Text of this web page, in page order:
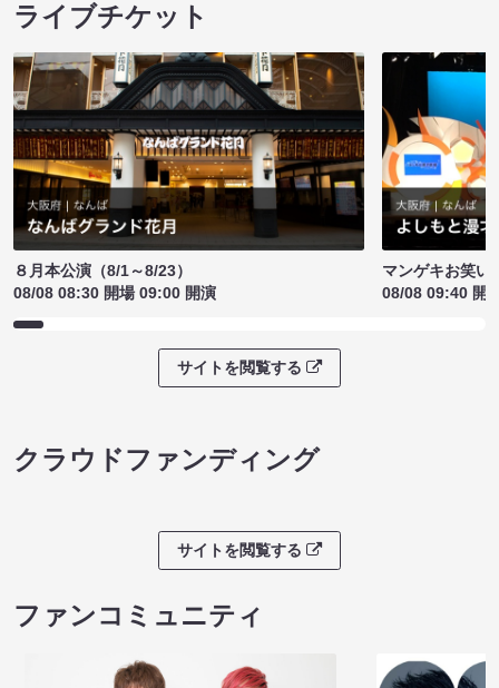
ライブチケット
８月本公演（8/1～8/23）
08/08 08:30 開場 09:00 開演
マンゲキお笑い
08/08 09:40 開
サイトを閲覧する
クラウドファンディング
サイトを閲覧する
ファンコミュニティ